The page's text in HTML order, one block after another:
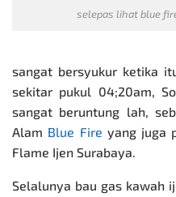
selepas lihat blue
sangat bersyukur ketika
sekitar pukul 04;20am,
sangat beruntung lah,
Alam Blue Fire yang juga
Flame Ijen Surabaya.
Selalunya bau gas kawah